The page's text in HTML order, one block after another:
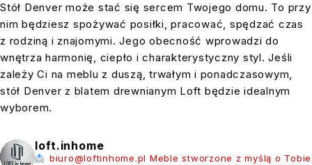
Stół Denver może stać się sercem Twojego domu. To przy
nim będziesz spożywać posiłki, pracować, spędzać czas
z rodziną i znajomymi. Jego obecność wprowadzi do
wnętrza harmonię, ciepło i charakterystyczny styl. Jeśli
zależy Ci na meblu z duszą, trwałym i ponadczasowym,
stół Denver z blatem drewnianym Loft będzie idealnym
wyborem.
loft.inhome
biuro@loftinhome.pl Meble stworzone z myślą o Tobie